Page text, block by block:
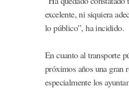
excelente, ni siquiera
lo público”, ha incidido.
En cuanto al transporte
próximos años una gran
especialmente los